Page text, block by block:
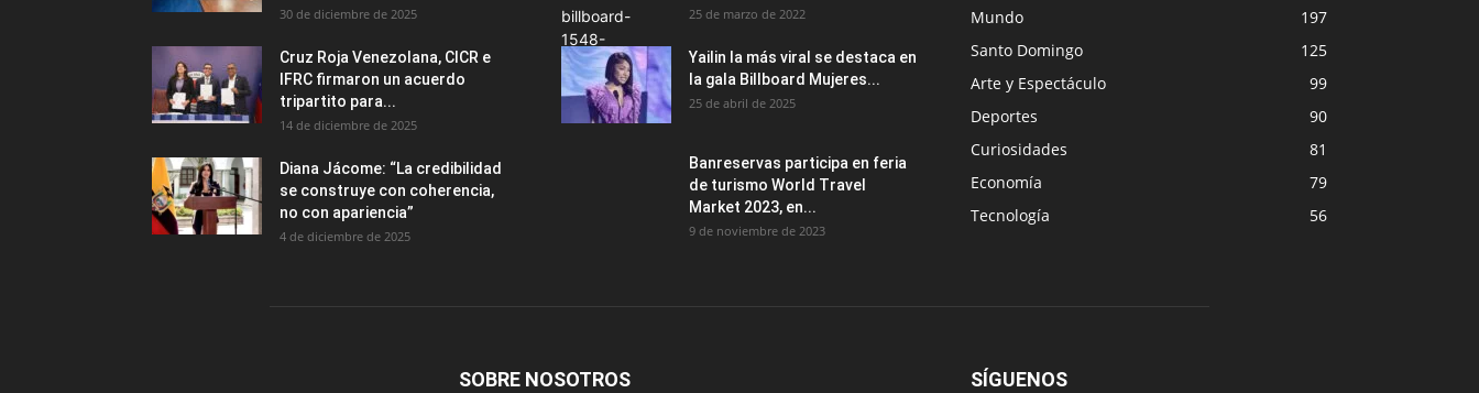
30 de diciembre de 2025
Cruz Roja Venezolana, CICR e
IFRC firmaron un acuerdo
tripartito para...
14 de diciembre de 2025
Diana Jácome: “La credibilidad
se construye con coherencia,
no con apariencia”
4 de diciembre de 2025
25 de marzo de 2022
Yailin la más viral se destaca en
la gala Billboard Mujeres...
25 de abril de 2025
Banreservas participa en feria
de turismo World Travel
Market 2023, en...
9 de noviembre de 2023
Mundo
197
Santo Domingo
125
Arte y Espectáculo
99
Deportes
90
Curiosidades
81
Economía
79
Tecnología
56
SOBRE NOSOTROS SÍGUENOS